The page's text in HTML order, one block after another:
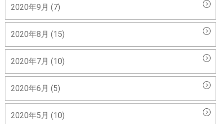
2020年9月 (7)
2020年8月 (15)
2020年7月 (10)
2020年6月 (5)
2020年5月 (10)